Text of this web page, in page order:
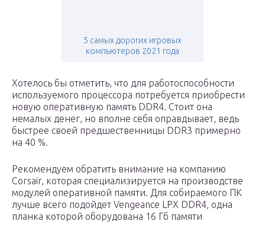
5 самых дорогих игровых
компьютеров 2021 года
Хотелось бы отметить, что для работоспособности
используемого процессора потребуется приобрести
новую оперативную память DDR4. Стоит она
немалых денег, но вполне себя оправдывает, ведь
быстрее своей предшественницы DDR3 примерно
на 40 %.
Рекомендуем обратить внимание на компанию
Corsair, которая специализируется на производстве
модулей оперативной памяти. Для собираемого ПК
лучше всего подойдет Vengeance LPX DDR4, одна
планка которой оборудована 16 Гб памяти